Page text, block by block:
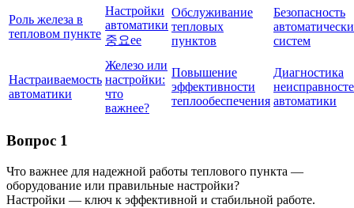
Роль железа в
тепловом пункте
Настройки
автоматики
중요ее
Обслуживание
тепловых
пунктов
Безопасность
систем
Настраиваемость
автоматики
Железо или
настройки:
что
важнее?
Повышение
эффективности
теплообеспечения
Диагностика
автоматики
Вопрос 1
Что важнее для надежной работы теплового пункта —
оборудование или правильные настройки?
Настройки — ключ к эффективной и стабильной работе.